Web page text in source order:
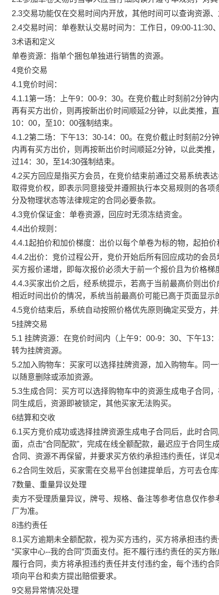
2.3交易功能仅在交易时间内开放，其他时间可以查询资源
2.4交易时间：单卷默认交易时间为：工作日，09:00-11:30
3术语和定义
单卷资源：指单个捆包单独进行销售的资源。
4竞价交易
4.1竞价时间：
4.1.1第一场：上午9：00-9：30。在竞价截止时刻前2分钟
再有买方出价，则再按新出价时间顺延2分钟，以此类推，
10：00，至10：00强制结束。
4.1.2第二场：下午13：30-14：00。在竞价截止时刻前2分
内再有买方出价，则再按新出价时间顺延2分钟，以此类推
过14：30，至14:30强制结束。
4.2买方回应是指买方会员，在竞价结束前通过交易系统表
取得竞价权，即表示同意接受并遵照执行本交易规则的各
分及物理状态等法律规定的合同必要条款。
4.3竞价保证金：单卷资源，回应时无须冻结资金。
4.4出价规则：
4.4.1起拍价和加价梯度：出价以每个单卷为标的物，起拍
4.4.2出价：竞价过程公开，竞价开始后所有回应成功的会
买方报价递增，即每次报价必须大于前一个报价且为价格
4.4.3买家出价之后，经系统提示，若高于当前最高价则出
相近时间出价的情况，系统当前最高价可能已高于页面显示
4.5竞价结束后，系统自动按照价格优先原则确定买受方，
5挂牌交易
5.1 挂牌资源：在竞价时间内（上午9：00-9：30、下午13
转为挂牌资源。
5.2加入购物车：买家可以选择挂牌资源，加入购物车。同
以随意删除或添加资源。
5.3生成合同：买方可以选择购物车中的资源生成电子合同
同生成后，资源即被锁定，其他买家无法购买。
6结算和交收
6.1买方竞价成功或选择挂牌资源生成电子合同后，此时合
面，点击“合同配款”，完成在线全额配款，最迟应于合同
合同、资源不再保留，并要求买方依约承担违约责任，详见
6.2合同生效后，买家需在交易平台创建提单后，方可去仓
7数量、重量异议处理
卖方不受理质量异议，牌号、规格、备注等参考信息仅作
厂为准。
8违约责任
8.1买方逾期未全额配款，视为买方违约，买方将承担违约
“买家中心--我的合同”页面支付。拒不履行违约责任的买方
履行合同，卖方将承担违约责任并支付违约金，每个违约
项向平台和卖方提出赔偿要求。
9交易异常情况处理